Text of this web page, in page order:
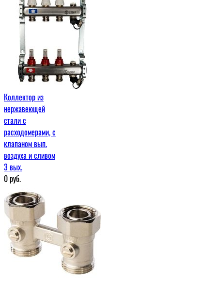
Коллектор из
нержавеющей
стали с
расходомерами, с
клапаном вып.
воздуха и сливом
3 вых.
0руб.